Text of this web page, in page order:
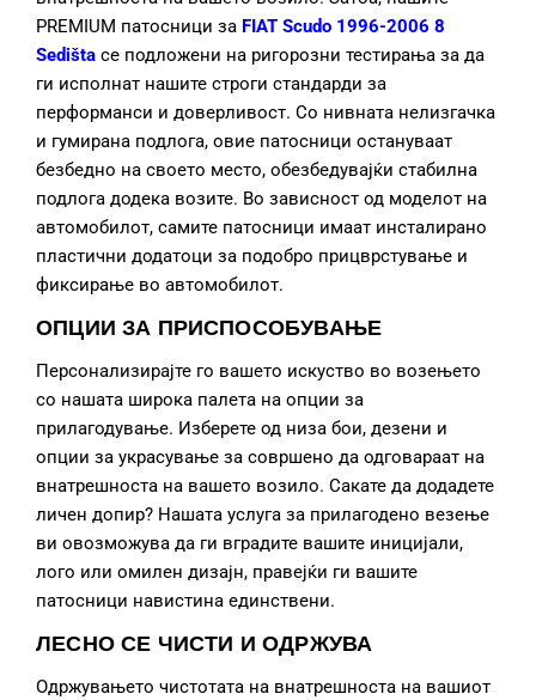
PREMIUM патосници за FIAT Scudo 1996-2006 8
Sedišta се подложени на ригорозни тестирања за да
ги исполнат нашите строги стандарди за
перформанси и доверливост. Со нивната нелизгачка
и гумирана подлога, овие патосници остануваат
безбедно на своето место, обезбедувајќи стабилна
подлога додека возите. Во зависност од моделот на
автомобилот, самите патосници имаат инсталирано
пластични додатоци за подобро прицврстување и
фиксирање во автомобилот.
ОПЦИИ ЗА ПРИСПОСОБУВАЊЕ
Персонализирајте го вашето искуство во возењето
со нашата широка палета на опции за
прилагодување. Изберете од низа бои, дезени и
опции за украсување за совршено да одговараат на
внатрешноста на вашето возило. Сакате да додадете
личен допир? Нашата услуга за прилагодено везење
ви овозможува да ги вградите вашите иницијали,
лого или омилен дизајн, правејќи ги вашите
патосници навистина единствени.
ЛЕСНО СЕ ЧИСТИ И ОДРЖУВА
Одржувањето чистотата на внатрешноста на вашиот